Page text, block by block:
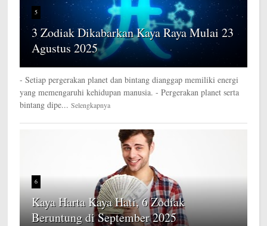
5
3 Zodiak Dikabarkan Kaya Raya Mulai 23
Agustus 2025
- Setiap pergerakan planet dan bintang dianggap memiliki energi
yang memengaruhi kehidupan manusia. - Pergerakan planet serta
bintang dipe... Selengkapnya
6
Kaya Harta Kaya Hati, 6 Zodiak
Beruntung di September 2025